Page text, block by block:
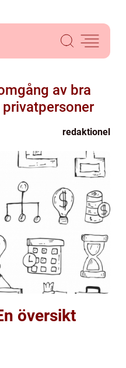
av bra
redaktionel
översikt